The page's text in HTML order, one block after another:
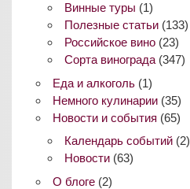
Винные туры (1)
Полезные статьи(133)
Российское вино(23)
Сорта винограда(347)
Еда и алкоголь(1)
Немного кулинарии(35)
Новости и события (65)
Календарь событий(2)
Новости(63)
О блоге(2)